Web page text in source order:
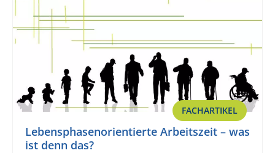
FACHARTIKEL
Lebensphasenorientierte Arbeitszeit – was
ist denn das?